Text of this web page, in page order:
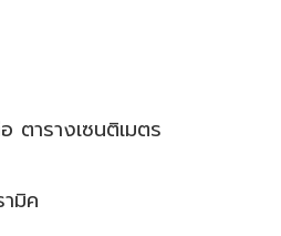
ตารางเซนติเมตร
มิค